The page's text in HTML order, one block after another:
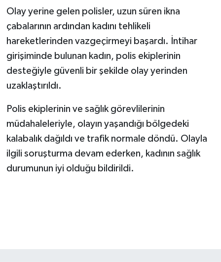
Olay yerine gelen polisler, uzun süren ikna
çabalarının ardından kadını tehlikeli
hareketlerinden vazgeçirmeyi başardı. İntihar
girişiminde bulunan kadın, polis ekiplerinin
desteğiyle güvenli bir şekilde olay yerinden
uzaklaştırıldı.
Polis ekiplerinin ve sağlık görevlilerinin
müdahaleleriyle, olayın yaşandığı bölgedeki
kalabalık dağıldı ve trafik normale döndü. Olayla
ilgili soruşturma devam ederken, kadının sağlık
durumunun iyi olduğu bildirildi.
MEDYA
SEÇİM 2011
ÜÇÜNCÜ SAYFA
BİLİMNET
SİVİL TOPLUM